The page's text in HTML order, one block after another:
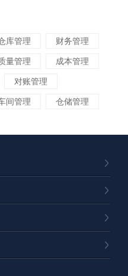
库管理 财务管理
量管理 成本管理
对账管理
间管理 仓储管理